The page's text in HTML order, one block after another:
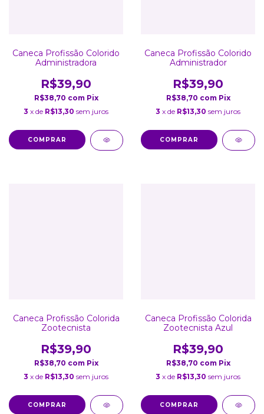
Caneca Profissão Colorido
Administradora
R$39,90
R$38,70 com Pix
3 x de R$13,30 sem juros
COMPRAR
Caneca Profissão Colorido
Administrador
R$39,90
R$38,70 com Pix
3 x de R$13,30 sem juros
COMPRAR
Caneca Profissão Colorida
Zootecnista
R$39,90
R$38,70 com Pix
3 x de R$13,30 sem juros
COMPRAR
Caneca Profissão Colorida
Zootecnista Azul
R$39,90
R$38,70 com Pix
3 x de R$13,30 sem juros
COMPRAR